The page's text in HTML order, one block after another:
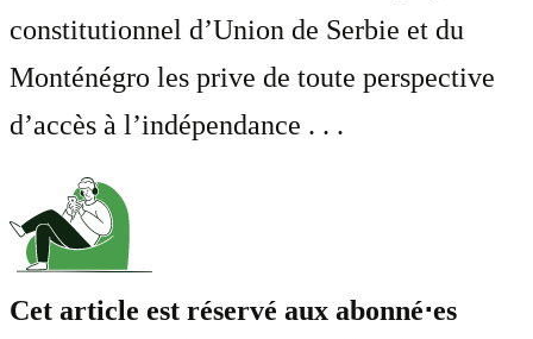
constitutionnel d’Union de Serbie et du
Monténégro les prive de toute perspective
d’accès à l’indépendance . . .
Cet article est réservé aux abonné⋅es